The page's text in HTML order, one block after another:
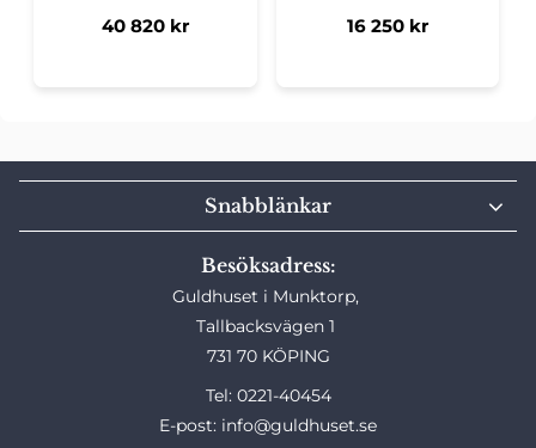
40 820kr 16 250kr
Besöksadress:
Guldhuset i Munktorp,
Tallbacksvägen 1
731 70 KÖPING
Tel: 0221-40454
E-post: info@guldhuset.se
Snabblänkar